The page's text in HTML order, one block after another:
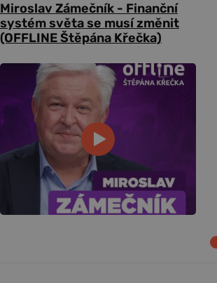
Miroslav Zámečník - Finanční
systém světa se musí změnit
(OFFLINE Štěpána Křečka)